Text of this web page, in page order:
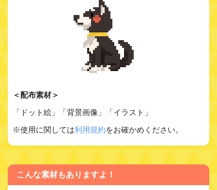
＜配布素材＞
「ドット絵」「背景画像」「イラスト」
※使用に関しては利用規約をお確かめください。
こんな素材もありますよ！